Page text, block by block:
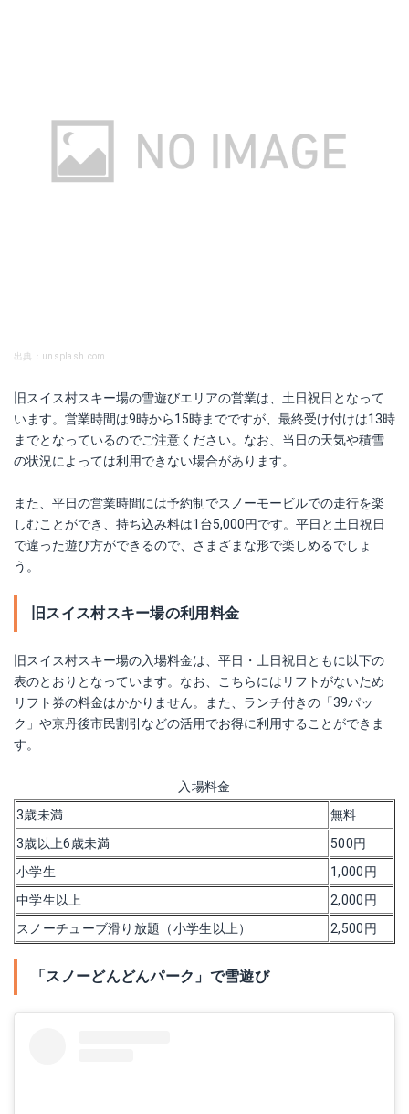
出典：unsplash.com
旧スイス村スキー場の雪遊びエリアの営業は、土日祝日となって
います。営業時間は9時から15時までですが、最終受け付けは13時
までとなっているのでご注意ください。なお、当日の天気や積雪
の状況によっては利用できない場合があります。
また、平日の営業時間には予約制でスノーモービルでの走行を楽
しむことができ、持ち込み料は1台5,000円です。平日と土日祝日
で違った遊び方ができるので、さまざまな形で楽しめるでしょ
う。
旧スイス村スキー場の利用料金
旧スイス村スキー場の入場料金は、平日・土日祝日ともに以下の
表のとおりとなっています。なお、こちらにはリフトがないため
リフト券の料金はかかりません。また、ランチ付きの「39パッ
ク」や京丹後市民割引などの活用でお得に利用することができま
す。
入場料金
3歳未満
無料
3歳以上6歳未満
500円
小学生
1,000円
中学生以上
2,000円
スノーチューブ滑り放題（小学生以上）
2,500円
「スノーどんどんパーク」で雪遊び